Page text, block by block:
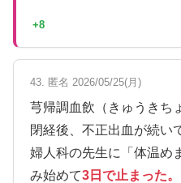
+8
43. 匿名 2026/05/25(月)
芎帰調血飲（きゅうきち
閉経後、不正出血が続い
婦人科の先生に「体温め
み始めて3日で止まった。